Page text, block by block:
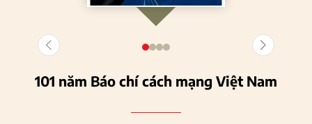
101 năm Báo chí cách mạng Việt Nam